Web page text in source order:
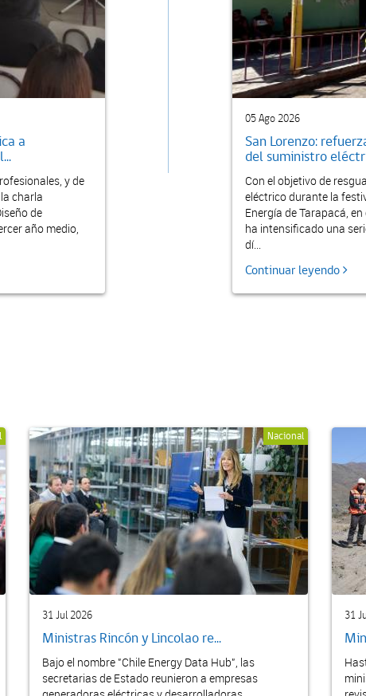
a
y de
charla
de
año medio,
05 Ago 2026
San Lorenzo:
del suministro
Con el objetivo de
eléctrico durante la
Energía de Tarapacá,
ha intensificado una
dí...
Continuar leyendo
Nacional
31 Jul 2026
Ministras Rincón y Lincolao re...
Bajo el nombre "Chile Energy Data Hub", las
secretarias de Estado reunieron a empresas
31